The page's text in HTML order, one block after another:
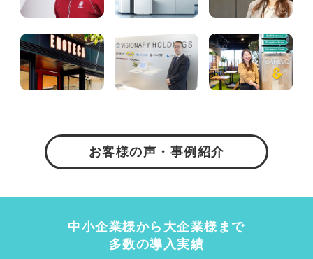
お客様の声・事例紹介
中小企業様から大企業様まで
多数の導入実績